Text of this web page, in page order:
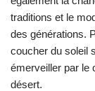
traditions et le
des générations.
coucher du soleil
émerveiller par le
désert.